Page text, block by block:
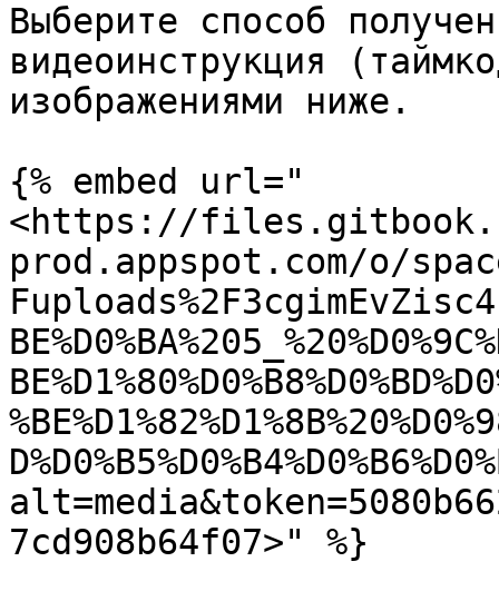
Выберите способ
видеоинструкция
изображениями ниже.
{% embed url="
<https://
prod.appspot.com/o/
7cd908b64f07>" %}